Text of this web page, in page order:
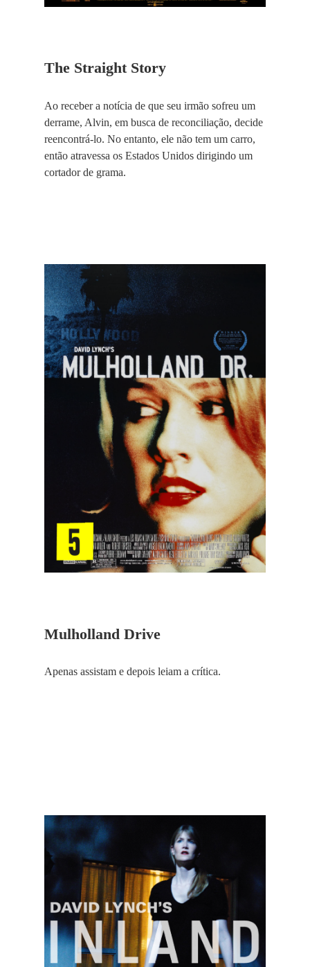
The Straight Story
Ao receber a notícia de que seu irmão sofreu um
derrame, Alvin, em busca de reconciliação, decide
reencontrá-lo. No entanto, ele não tem um carro,
então atravessa os Estados Unidos dirigindo um
cortador de grama.
Mulholland Drive
Apenas assistam e depois leiam a crítica.